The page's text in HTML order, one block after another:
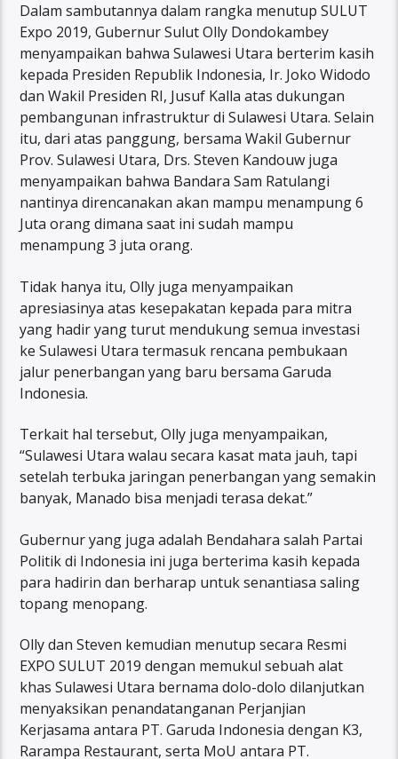
Dalam sambutannya dalam rangka menutup SULUT
Expo 2019, Gubernur Sulut Olly Dondokambey
menyampaikan bahwa Sulawesi Utara berterim kasih
kepada Presiden Republik Indonesia, Ir. Joko Widodo
dan Wakil Presiden RI, Jusuf Kalla atas dukungan
pembangunan infrastruktur di Sulawesi Utara. Selain
itu, dari atas panggung, bersama Wakil Gubernur
Prov. Sulawesi Utara, Drs. Steven Kandouw juga
menyampaikan bahwa Bandara Sam Ratulangi
nantinya direncanakan akan mampu menampung 6
Juta orang dimana saat ini sudah mampu
menampung 3 juta orang.
Tidak hanya itu, Olly juga menyampaikan
apresiasinya atas kesepakatan kepada para mitra
yang hadir yang turut mendukung semua investasi
ke Sulawesi Utara termasuk rencana pembukaan
jalur penerbangan yang baru bersama Garuda
Indonesia.
Terkait hal tersebut, Olly juga menyampaikan,
“Sulawesi Utara walau secara kasat mata jauh, tapi
setelah terbuka jaringan penerbangan yang semakin
banyak, Manado bisa menjadi terasa dekat.”
Gubernur yang juga adalah Bendahara salah Partai
Politik di Indonesia ini juga berterima kasih kepada
para hadirin dan berharap untuk senantiasa saling
topang menopang.
Olly dan Steven kemudian menutup secara Resmi
EXPO SULUT 2019 dengan memukul sebuah alat
khas Sulawesi Utara bernama dolo-dolo dilanjutkan
menyaksikan penandatanganan Perjanjian
Kerjasama antara PT. Garuda Indonesia dengan K3,
Rarampa Restaurant, serta MoU antara PT.